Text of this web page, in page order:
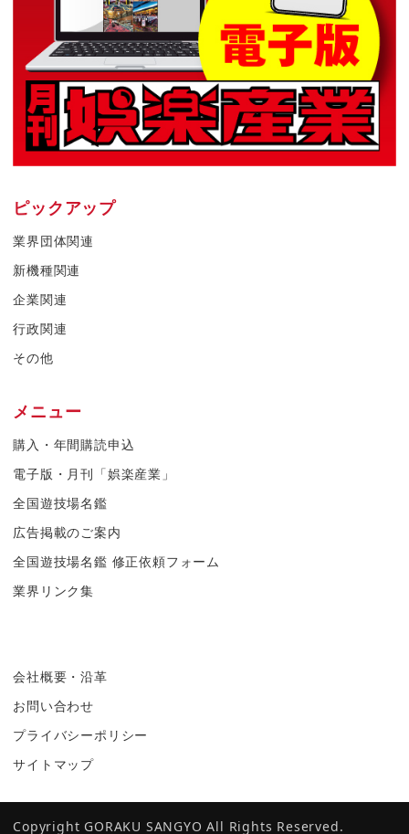
ピックアップ
業界団体関連
新機種関連
企業関連
行政関連
その他
メニュー
購入・年間購読申込
電子版・月刊「娯楽産業」
全国遊技場名鑑
広告掲載のご案内
全国遊技場名鑑 修正依頼フォーム
業界リンク集
会社概要・沿革
お問い合わせ
プライバシーポリシー
サイトマップ
Copyright GORAKU SANGYO All Rights Reserved.